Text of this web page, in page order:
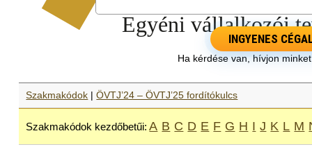
INGYENES
Ha kérdése van, hívjon
Szakmakódok |ÖVTJ’24 – ÖVTJ’25 fordítókulcs
Szakmakódok kezdőbetűi: A B C D E F G H I J K L M